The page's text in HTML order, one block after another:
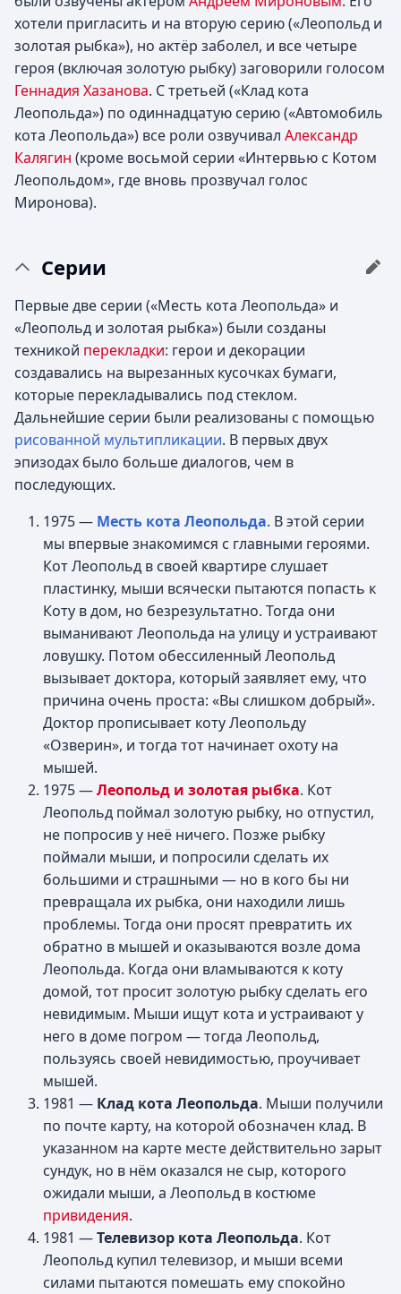
хотели пригласить и на вторую серию («Леопольд и
золотая рыбка»), но актёр заболел, и все четыре
героя (включая золотую рыбку) заговорили голосом
Геннадия Хазанова. С третьей («Клад кота
Леопольда») по одиннадцатую серию («Автомобиль
кота Леопольда») все роли озвучивал Александр
Калягин (кроме восьмой серии «Интервью с Котом
Леопольдом», где вновь прозвучал голос
Миронова).
Серии
Первые две серии («Месть кота Леопольда» и
«Леопольд и золотая рыбка») были созданы
техникой перекладки: герои и декорации
создавались на вырезанных кусочках бумаги,
которые перекладывались под стеклом.
Дальнейшие серии были реализованы с помощью
рисованной мультипликации. В первых двух
эпизодах было больше диалогов, чем в
последующих.
1975 — Месть кота Леопольда. В этой серии
мы впервые знакомимся с главными героями.
Кот Леопольд в своей квартире слушает
пластинку, мыши всячески пытаются попасть к
Коту в дом, но безрезультатно. Тогда они
выманивают Леопольда на улицу и устраивают
ловушку. Потом обессиленный Леопольд
вызывает доктора, который заявляет ему, что
причина очень проста: «Вы слишком добрый».
Доктор прописывает коту Леопольду
«Озверин», и тогда тот начинает охоту на
мышей.
1975 —Леопольд и золотая рыбка. Кот
Леопольд поймал золотую рыбку, но отпустил,
не попросив у неё ничего. Позже рыбку
поймали мыши, и попросили сделать их
большими и страшными — но в кого бы ни
превращала их рыбка, они находили лишь
проблемы. Тогда они просят превратить их
обратно в мышей и оказываются возле дома
Леопольда. Когда они вламываются к коту
домой, тот просит золотую рыбку сделать его
невидимым. Мыши ищут кота и устраивают у
него в доме погром — тогда Леопольд,
пользуясь своей невидимостью, проучивает
мышей.
1981 — Клад кота Леопольда. Мыши получили
по почте карту, на которой обозначен клад. В
указанном на карте месте действительно зарыт
сундук, но в нём оказался не сыр, которого
ожидали мыши, а Леопольд в костюме
привидения.
1981 —Телевизор кота Леопольда. Кот
Леопольд купил телевизор, и мыши всеми
силами пытаются помешать ему спокойно